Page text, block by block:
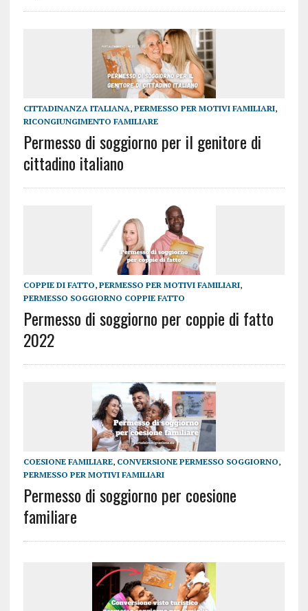
CITTADINANZA ITALIANA, PERMESSO PER MOTIVI FAMILIARI,
RICONGIUNGIMENTO FAMILIARE
Permesso di soggiorno per il genitore di
cittadino italiano
COPPIE DI FATTO, PERMESSO PER MOTIVI FAMILIARI,
PERMESSO SOGGIORNO COPPIE FATTO
Permesso di soggiorno per coppie di fatto
2022
COESIONE FAMILIARE, CONVERSIONE PERMESSO SOGGIORNO,
PERMESSO PER MOTIVI FAMILIARI
Permesso di soggiorno per coesione
familiare